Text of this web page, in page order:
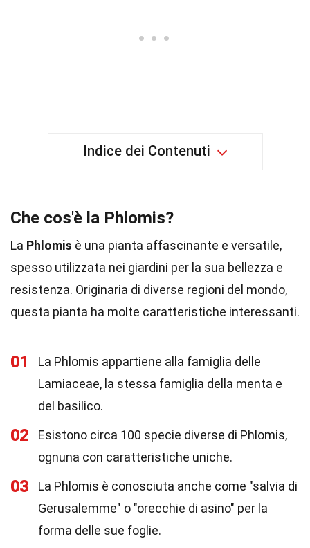
Indice dei Contenuti
Che cos'è la Phlomis?
La Phlomis è una pianta affascinante e versatile,
spesso utilizzata nei giardini per la sua bellezza e
resistenza. Originaria di diverse regioni del mondo,
questa pianta ha molte caratteristiche interessanti.
01
La Phlomis appartiene alla famiglia delle
Lamiaceae, la stessa famiglia della menta e
del basilico.
02
Esistono circa 100 specie diverse di Phlomis,
ognuna con caratteristiche uniche.
03
La Phlomis è conosciuta anche come "salvia di
Gerusalemme" o "orecchie di asino" per la
forma delle sue foglie.